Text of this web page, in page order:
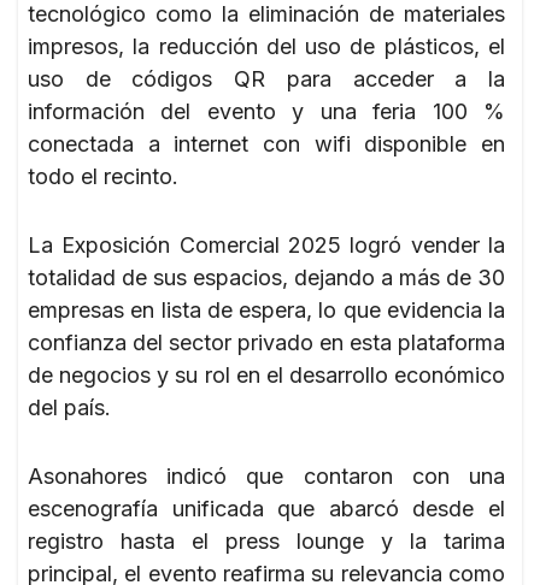
tecnológico como la eliminación de materiales
impresos, la reducción del uso de plásticos, el
uso de códigos QR para acceder a la
información del evento y una feria 100 %
conectada a internet con wifi disponible en
todo el recinto.
La Exposición Comercial 2025 logró vender la
totalidad de sus espacios, dejando a más de 30
empresas en lista de espera, lo que evidencia la
confianza del sector privado en esta plataforma
de negocios y su rol en el desarrollo económico
del país.
Asonahores indicó que contaron con una
escenografía unificada que abarcó desde el
registro hasta el press lounge y la tarima
principal, el evento reafirma su relevancia como